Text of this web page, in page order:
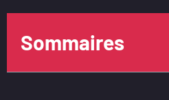
Sommaires